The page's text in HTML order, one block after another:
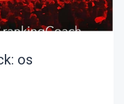
os